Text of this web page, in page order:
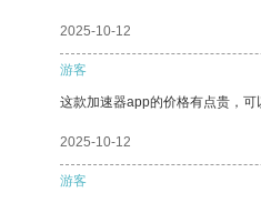
2025-10-12
游客
这款加速器app的价格有点贵，可
2025-10-12
游客